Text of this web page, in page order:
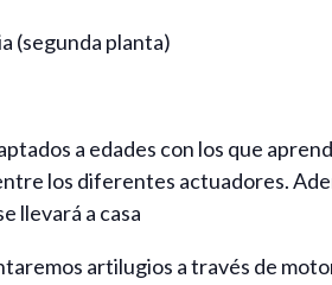
(segunda planta)
a edades con los que
los diferentes actuadores.
llevará a casa
artilugios a través de